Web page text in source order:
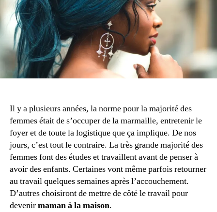
3
?
Il y a plusieurs années, la norme pour la majorité des
femmes était de s’occuper de la marmaille, entretenir le
foyer et de toute la logistique que ça implique. De nos
jours, c’est tout le contraire. La très grande majorité des
femmes font des études et travaillent avant de penser à
avoir des enfants. Certaines vont même parfois retourner
au travail quelques semaines après l’accouchement.
D’autres choisiront de mettre de côté le travail pour
devenirmaman à la maison.